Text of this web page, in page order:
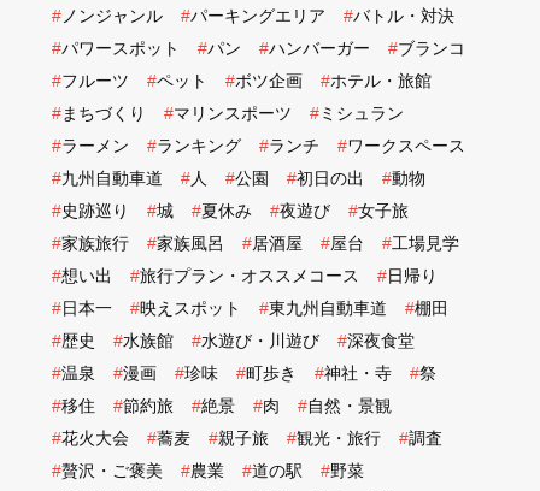
#ノンジャンル #パーキングエリア #バトル・対決
#パワースポット #パン #ハンバーガー #ブランコ
#フルーツ #ペット #ボツ企画 #ホテル・旅館
#まちづくり #マリンスポーツ #ミシュラン
#ラーメン #ランキング #ランチ #ワークスペース
#九州自動車道 #人 #公園 #初日の出 #動物
#史跡巡り #城 #夏休み #夜遊び #女子旅
#家族旅行 #家族風呂 #居酒屋 #屋台 #工場見学
#想い出 #旅行プラン・オススメコース #日帰り
#日本一 #映えスポット #東九州自動車道 #棚田
#歴史 #水族館 #水遊び・川遊び #深夜食堂
#温泉 #漫画 #珍味 #町歩き #神社・寺 #祭
#移住 #節約旅 #絶景 #肉 #自然・景観
#花火大会 #蕎麦 #親子旅 #観光・旅行 #調査
#贅沢・ご褒美 #農業 #道の駅 #野菜